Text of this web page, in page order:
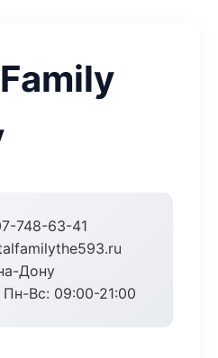
748-63-41
Дону
Пн-Вс: 09:00-21:00